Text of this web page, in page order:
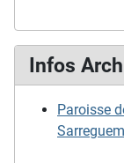
Infos
Paroisse